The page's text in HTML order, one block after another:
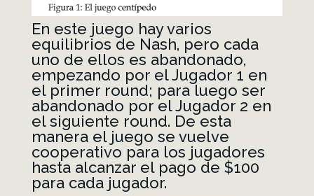
En este juego hay varios
equilibrios de Nash, pero cada
uno de ellos es abandonado,
empezando por el Jugador 1 en
el primer round; para luego ser
abandonado por el Jugador 2 en
el siguiente round. De esta
manera el juego se vuelve
cooperativo para los jugadores
hasta alcanzar el pago de $100
para cada jugador.